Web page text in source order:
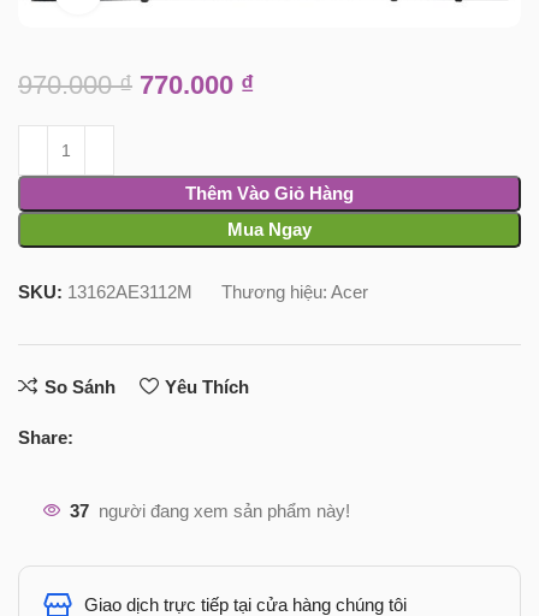
970.000₫ 770.000 ₫
Thêm Vào Giỏ Hàng
Mua Ngay
SKU: 13162AE3112M Thương hiệu:Acer
So Sánh Yêu Thích
Share:
37 người đang xem sản phẩm này!
Giao dịch trực tiếp tại cửa hàng chúng tôi